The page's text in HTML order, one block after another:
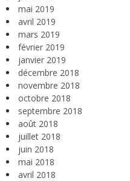
mai 2019
avril 2019
mars 2019
février 2019
janvier 2019
décembre 2018
novembre 2018
octobre 2018
septembre 2018
août 2018
juillet 2018
juin 2018
mai 2018
avril 2018